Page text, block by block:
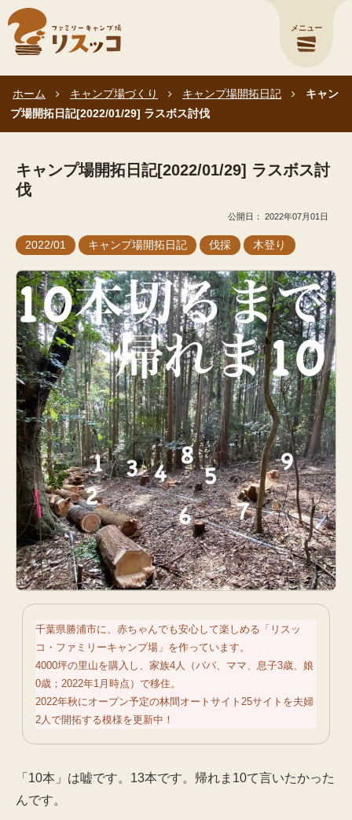
メニュー
ホーム キャンプ場づくり キャンプ場開拓日記
キャン
プ場開拓日記[2022/01/29] ラスボス討伐
キャンプ場開拓日記[2022/01/29] ラスボス討
伐
2022年07月01日
2022/01 キャンプ場開拓日記 伐採 木登り
千葉県勝浦市に、赤ちゃんでも安心して楽しめる「リスッ
コ・ファミリーキャンプ場」を作っています。
4000坪の里山を購入し、家族4人（パパ、ママ、息子3歳、娘
0歳；2022年1月時点）で移住。
2022年秋にオープン予定の林間オートサイト25サイトを夫婦
2人で開拓する模様を更新中！
「10本」は嘘です。13本です。帰れま10て言いたかった
んです。